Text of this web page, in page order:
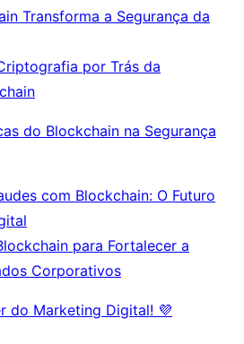
Transforma a Segurança da
por Trás da
do Blockchain na Segurança
com Blockchain: O Futuro
para Fortalecer a
Corporativos
do Marketing Digital! 💜